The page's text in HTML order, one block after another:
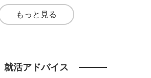
もっと見る
就活アドバイス